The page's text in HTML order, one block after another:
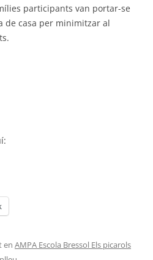
participants van portar-se
de casa per minimitzar al
en AMPA Escola Bressol Els picarols